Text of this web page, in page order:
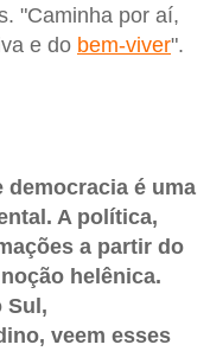
"Caminha por aí,
e do bem-viver".
democracia é uma
A política,
a partir do
helênica.
Sul,
veem esses